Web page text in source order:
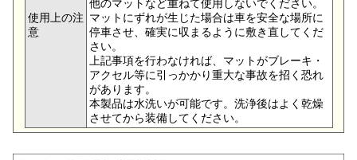
使用上の注
意
他のマットなど重ねて使用しないでください。
マットにずれが生じた場合は車を安全な場所に
停車させ、確実に収まるように敷き直してくだ
さい。
上記事項を行わなければ、マットがブレーキ・
アクセル等に引っかかり重大な事故を招く恐れ
があります。
本製品は水洗いが可能です。洗浄後はよく乾燥
させてから装備してください。